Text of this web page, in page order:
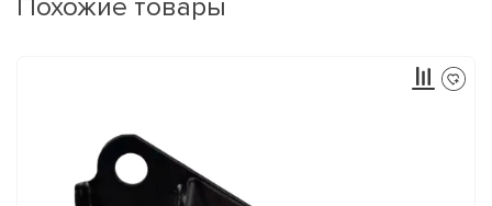
Похожие товары